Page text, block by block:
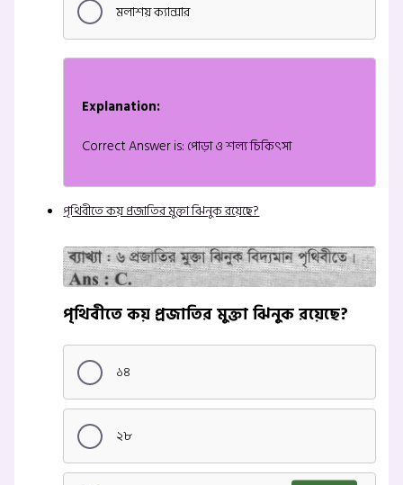
মলাশয় ক্যান্সার
Explanation:
Correct Answer is: পোড়া ও শল্য চিকিৎসা
পৃথিবীতে কয় প্রজাতির মুক্তা ঝিনুক রয়েছে?
পৃথিবীতে কয় প্রজাতির মুক্তা ঝিনুক রয়েছে?
১৪
২৮